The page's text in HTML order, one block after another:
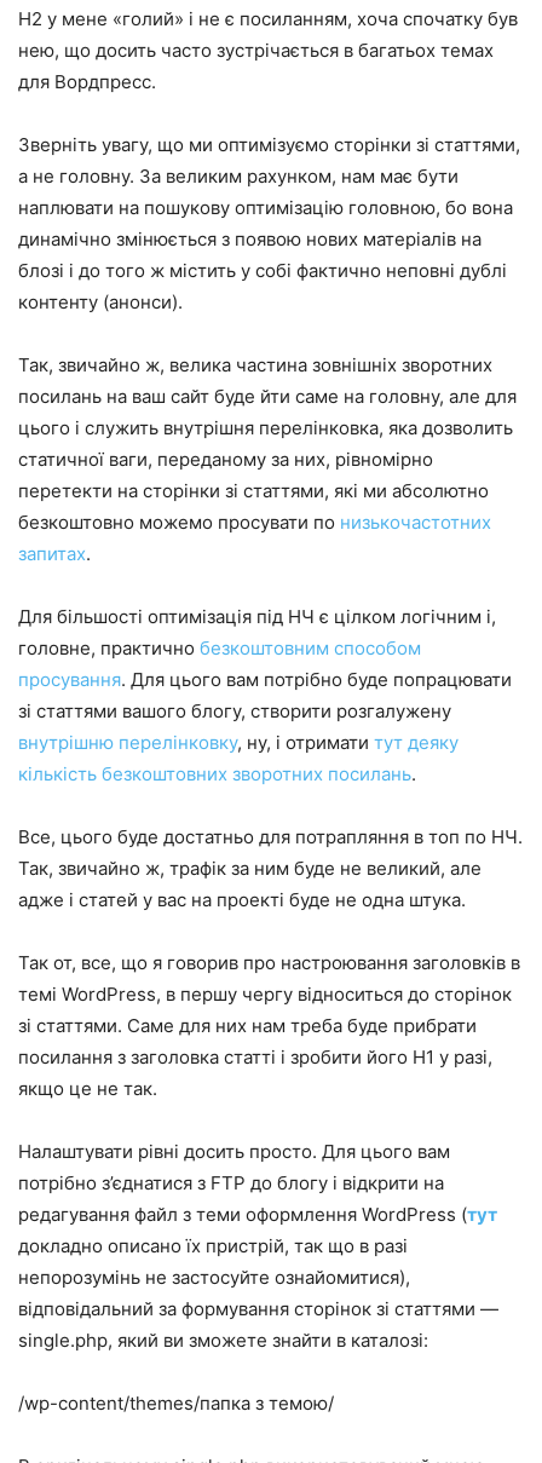
H2 у мене «голий» і не є посиланням, хоча спочатку був
нею, що досить часто зустрічається в багатьох темах
для Вордпресс.
Зверніть увагу, що ми оптимізуємо сторінки зі статтями,
а не головну. За великим рахунком, нам має бути
наплювати на пошукову оптимізацію головною, бо вона
динамічно змінюється з появою нових матеріалів на
блозі і до того ж містить у собі фактично неповні дублі
контенту (анонси).
Так, звичайно ж, велика частина зовнішніх зворотних
посилань на ваш сайт буде йти саме на головну, але для
цього і служить внутрішня перелінковка, яка дозволить
статичної ваги, переданому за них, рівномірно
перетекти на сторінки зі статтями, які ми абсолютно
безкоштовно можемо просувати по низькочастотних
запитах.
Для більшості оптимізація під НЧ є цілком логічним і,
головне, практично безкоштовним способом
просування. Для цього вам потрібно буде попрацювати
зі статтями вашого блогу, створити розгалужену
внутрішню перелінковку, ну, і отримати тут деяку
кількість безкоштовних зворотних посилань.
Все, цього буде достатньо для потрапляння в топ по НЧ.
Так, звичайно ж, трафік за ним буде не великий, але
адже і статей у вас на проекті буде не одна штука.
Так от, все, що я говорив про настроювання заголовків в
темі WordPress, в першу чергу відноситься до сторінок
зі статтями. Саме для них нам треба буде прибрати
посилання з заголовка статті і зробити його H1 у разі,
якщо це не так.
Налаштувати рівні досить просто. Для цього вам
потрібно з’єднатися з FTP до блогу і відкрити на
редагування файл з теми оформлення WordPress (тут
докладно описано їх пристрій, так що в разі
непорозумінь не застосуйте ознайомитися),
відповідальний за формування сторінок зі статтями —
single.php, який ви зможете знайти в каталозі:
/wp-content/themes/папка з темою/